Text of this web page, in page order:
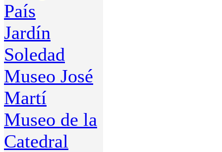
País
Jardín
Soledad
Museo José
Martí
Museo de la
Catedral